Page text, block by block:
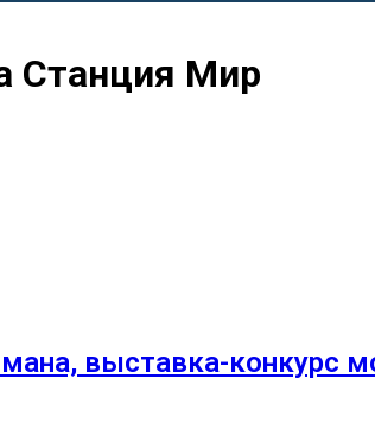
Станция Мир
выставка-конкурс